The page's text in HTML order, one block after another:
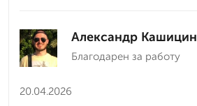
Александр Кашицин
Благодарен за работу
20.04.2026